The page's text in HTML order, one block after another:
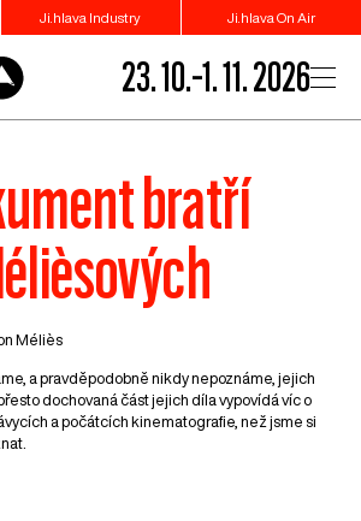
Ji.hlava Industry Ji.hlava On Air
23. 10.–1. 11. 2026
bratří
Méliès
a pravděpodobně nikdy nepoznáme, jejich
dochovaná část jejich díla vypovídá víc o
a počátcích kinematografie, než jsme si